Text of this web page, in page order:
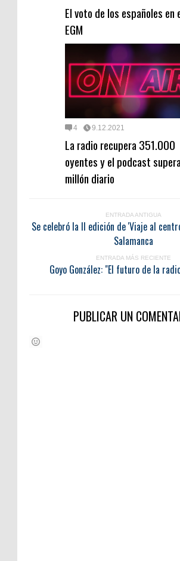
El voto de los españoles en
EGM
4 9.12.2021
La radio recupera 351.000
oyentes y el podcast
millón diario
ENTRADA ANTIGUA
Se celebró la II edición de 'Viaje al
Salamanca
ENTRADA MÁS RECIENTE
Goyo González: "El futuro de la
PUBLICAR UN